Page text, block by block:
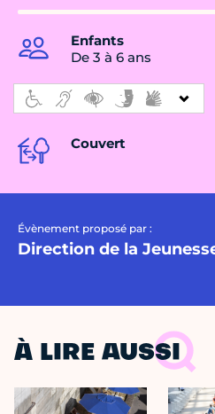
Enfants
De 3 à 6 ans
Couvert
Évènement proposé par :
Direction de la
À LIRE AUSSI